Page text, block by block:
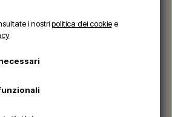
i nostripolitica dei cookiee